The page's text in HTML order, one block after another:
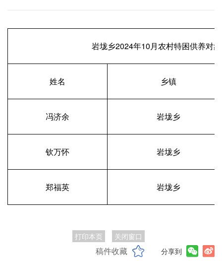
岩垅乡2024年10月农村特困供养对
姓名 乡镇
冯济余 岩垅乡
钦万怀 岩垅乡
郑福英 岩垅乡
打印本页 关闭窗口
稿件收藏 分享到